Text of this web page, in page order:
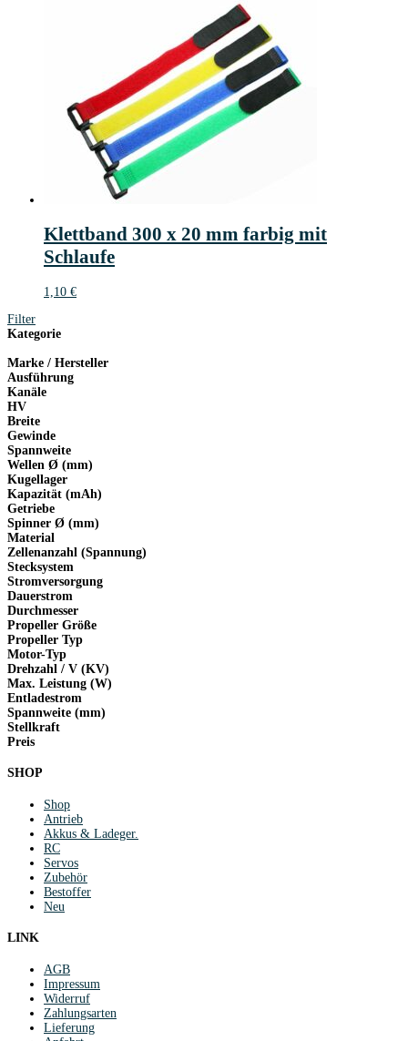
Klettband 300 x 20 mm farbig mit
Schlaufe
1,10 €
Filter
Kategorie
Marke / Hersteller
Ausführung
Kanäle
HV
Breite
Gewinde
Spannweite
Wellen Ø (mm)
Kugellager
Kapazität (mAh)
Getriebe
Spinner Ø (mm)
Material
Zellenanzahl (Spannung)
Stecksystem
Stromversorgung
Dauerstrom
Durchmesser
Propeller Größe
Propeller Typ
Motor-Typ
Drehzahl / V (KV)
Max. Leistung (W)
Entladestrom
Spannweite (mm)
Stellkraft
Preis
SHOP
Shop
Antrieb
Akkus & Ladeger.
RC
Servos
Zubehör
Bestoffer
Neu
LINK
AGB
Impressum
Widerruf
Zahlungsarten
Lieferung